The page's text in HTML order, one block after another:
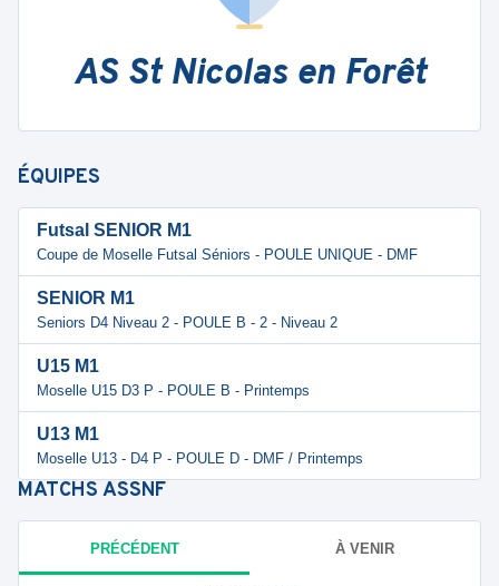
AS St Nicolas en Forêt
ÉQUIPES
Futsal SENIOR M1
Coupe de Moselle Futsal Séniors - POULE UNIQUE - DMF
SENIOR M1
Seniors D4 Niveau 2 - POULE B - 2 - Niveau 2
U15 M1
Moselle U15 D3 P - POULE B - Printemps
U13 M1
Moselle U13 - D4 P - POULE D - DMF / Printemps
MATCHS ASSNF
PRÉCÉDENT À VENIR